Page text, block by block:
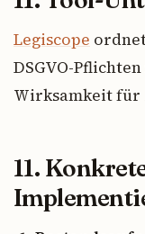
Legiscope
DSGVO-
Wirksamkeit für
11.